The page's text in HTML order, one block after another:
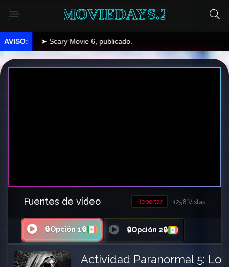
MOVIEDAYS.2
➤ Scary Movie 6, publicado.
Fuentes de vídeo 1258 Vistas
Reportar
🔒Opción 1🔒 🔒Opción 2🔒
Actividad Paranormal 5: